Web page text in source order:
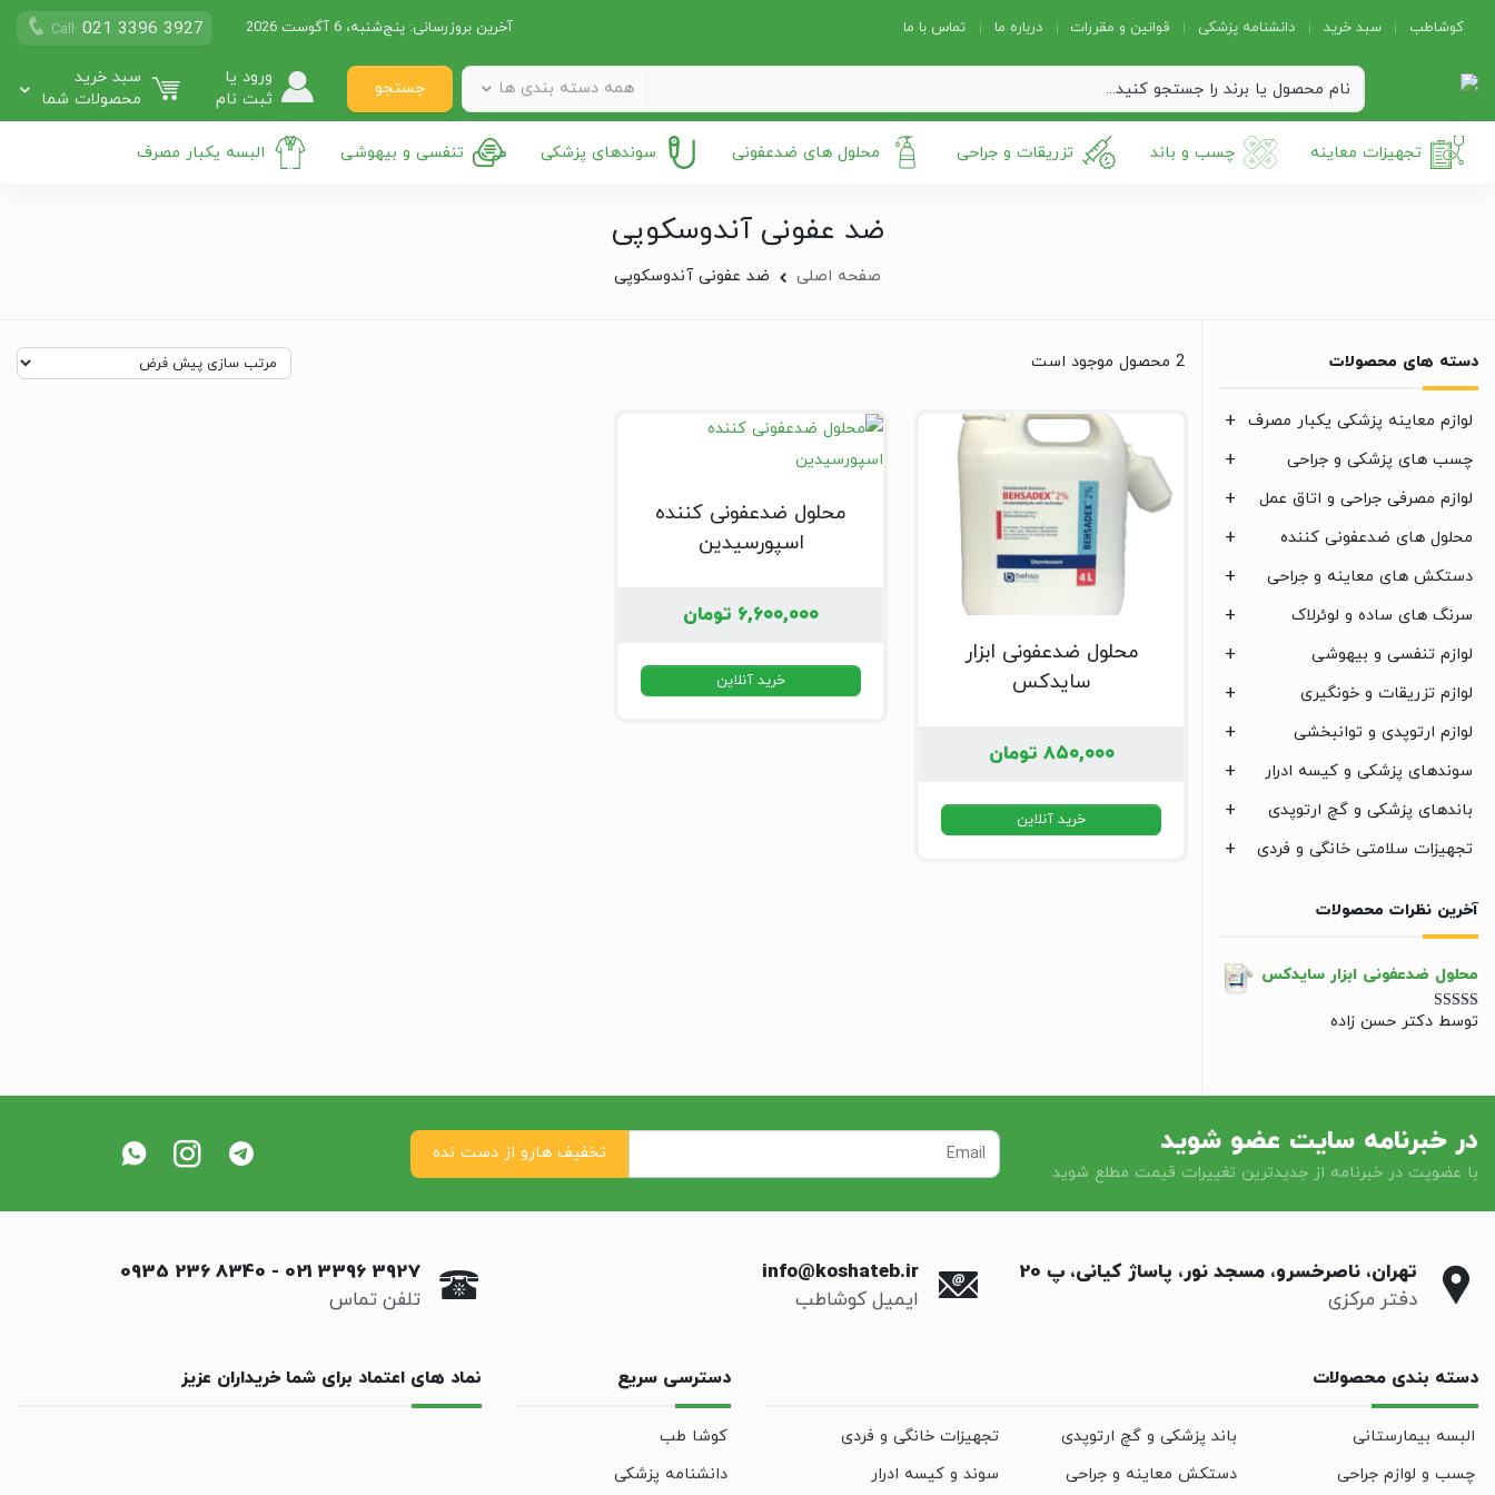
کوشاطب سبد خرید دانشنامه پزشکی قوانین و مقررات درباره ما تماس با ما آخرین بروزرسانی: پنج‌شنبه، 6 آگوست 2026 Call: 021 3396 3927
همه دسته بندی ها جستجو
ورود یا
ثبت نام
سبد خرید
محصولات شما
تجهیزات معاینه چسب و باند تزریقات و جراحی محلول های ضدعفونی سوندهای پزشکی تنفسی و بیهوشی البسه یکبار مصرف
ضد عفونی آندوسکوپی
صفحه اصلی ضد عفونی آندوسکوپی
دسته های محصولات
لوازم معاینه پزشکی یکبار مصرف
چسب های پزشکی و جراحی
لوازم مصرفی جراحی و اتاق عمل
محلول های ضدعفونی کننده
دستکش های معاینه و جراحی
سرنگ های ساده و لوئرلاک
لوازم تنفسی و بیهوشی
لوازم تزریقات و خونگیری
لوازم ارتوپدی و توانبخشی
سوندهای پزشکی و کیسه ادرار
باندهای پزشکی و گچ ارتوپدی
تجهیزات سلامتی خانگی و فردی
آخرین نظرات محصولات
محلول ضدعفونی ابزار سایدکس
نمره5 از 5
توسط دکتر حسن زاده
2 محصول موجود است
محلول ضدعفونی ابزار
سایدکس
۸۵۰,۰۰۰ تومان
خرید آنلاین
محلول ضدعفونی کننده
اسپورسیدین
۶,۶۰۰,۰۰۰ تومان
خرید آنلاین
در خبرنامه سایت عضو شوید
با عضویت در خبرنامه از جدیدترین تغییرات قیمت مطلع شوید
تهران، ناصرخسرو، مسجد نور، پاساژ کیانی، پ 20
دفتر مرکزی
info@koshateb.ir
ایمیل کوشاطب
021 3396 3927
-
0935 236 8340
تلفن تماس
دسته بندی محصولات
البسه بیمارستانی باند پزشکی و گچ ارتوپدی
تجهیزات خانگی و فردی
چسب و لوازم جراحی
دستکش معاینه و جراحی سوند و کیسه ادرار
دسترسی سریع
کوشا طب
دانشنامه پزشکی
نماد های اعتماد برای شما خریداران عزیز